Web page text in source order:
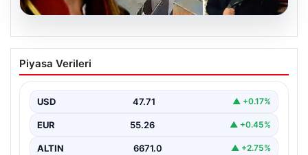
Hakkında icra takibi başlatan avukatı
katletmişti. İstenen ceza belli oldu
İlgili Detaylar Gün Saydı”, “content”: “ Bursa’nın…
Piyasa Verileri
USD 47.71 ▲ +0.17%
EUR 55.26 ▲ +0.45%
ALTIN 6671.0 ▲ +2.75%